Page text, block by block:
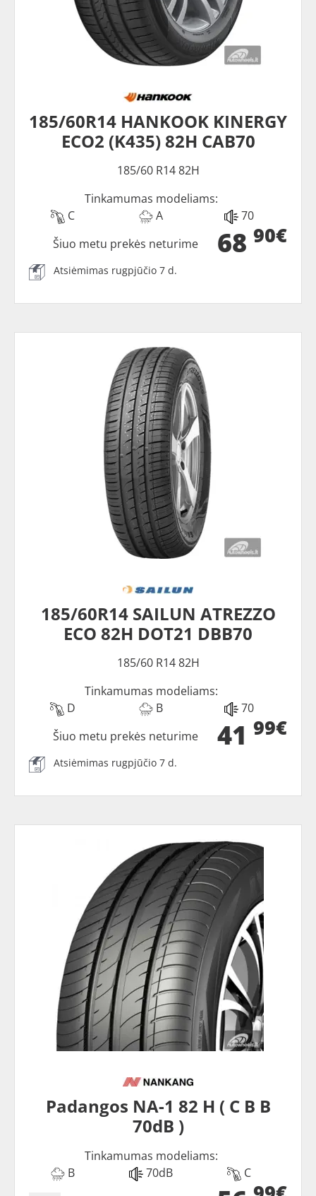
185/60R14 HANKOOK KINERGY
ECO2 (K435) 82H CAB70
185/60 R14 82H
Tinkamumas modeliams:
C
A 70
68 90€
Šiuo metu prekės neturime
Atsiėmimas rugpjūčio 7 d.
185/60R14 SAILUN ATREZZO
ECO 82H DOT21 DBB70
185/60 R14 82H
Tinkamumas modeliams:
D
B 70
41 99€
Šiuo metu prekės neturime
Atsiėmimas rugpjūčio 7 d.
Padangos NA-1 82 H ( C B B
70dB )
Tinkamumas modeliams:
B
70dB C